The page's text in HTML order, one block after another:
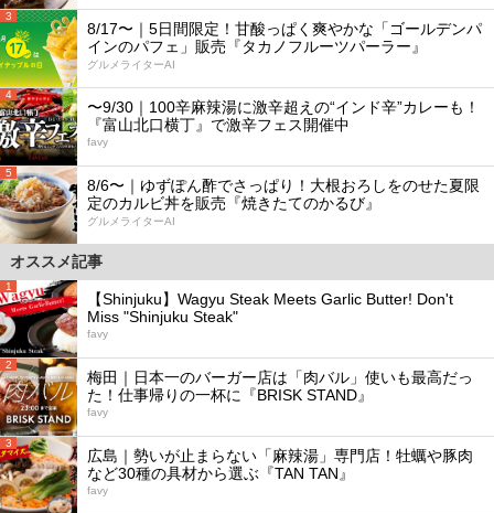
3
8/17〜｜5日間限定！甘酸っぱく爽やかな「ゴールデンパ
インのパフェ」販売『タカノフルーツパーラー』
グルメライターAI
4
〜9/30｜100辛麻辣湯に激辛超えの“インド辛”カレーも！
『富山北口横丁』で激辛フェス開催中
favy
5
8/6〜｜ゆずぽん酢でさっぱり！大根おろしをのせた夏限
定のカルビ丼を販売『焼きたてのかるび』
グルメライターAI
オススメ記事
1
【Shinjuku】Wagyu Steak Meets Garlic Butter! Don't
Miss "Shinjuku Steak"
favy
2
梅田｜日本一のバーガー店は「肉バル」使いも最高だっ
た！仕事帰りの一杯に『BRISK STAND』
favy
3
広島｜勢いが止まらない「麻辣湯」専門店！牡蠣や豚肉
など30種の具材から選ぶ『TAN TAN』
favy